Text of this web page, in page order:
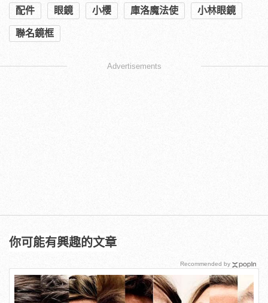
配件 眼鏡 小櫻 庫洛魔法使 小林眼鏡
聯名鏡框
Advertisements
你可能有興趣的文章
Recommended by